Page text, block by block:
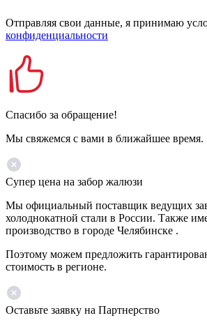
Отправляя свои данные, я принимаю
конфиденциальности
Спасибо за обращение!
Мы свяжемся с вами в ближайшее время.
Супер цена на забор жалюзи
Мы официальный поставщик ведущих
холоднокатной стали в России. Также
производство в городе Челябинске .
Поэтому можем предложить
стоимость в регионе.
Оставьте заявку на Партнерство